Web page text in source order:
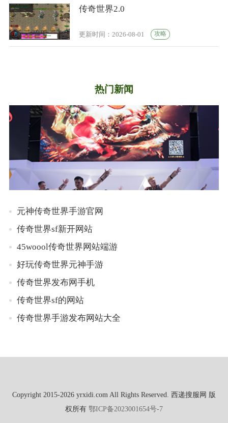
传奇世界2.0
更新时间：2026-08-01 攻略
热门新闻
元神传奇世界手游官网
传奇世界sf新开网站
45woool传奇世界网站端游
好玩传奇世界元神手游
传奇世界发布网手机
传奇世界sf的网站
传奇世界手游发布网站大全
Copyright 2015-2026 yrxidi.com All Rights Reserved. 西递搜服网 版
权所有 鄂ICP备2023001654号-7